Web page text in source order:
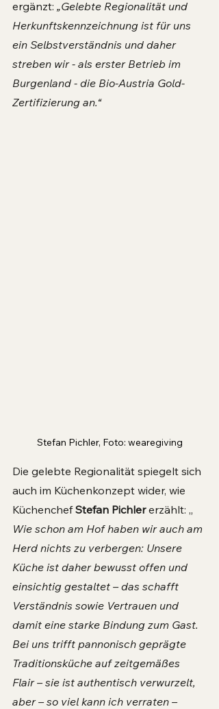
ergänzt: „Gelebte Regionalität und
Herkunftskennzeichnung ist für uns
ein Selbstverständnis und daher
streben wir - als erster Betrieb im
Burgenland - die Bio-Austria Gold-
Zertifizierung an.“
Stefan Pichler, Foto: wearegiving
Die gelebte Regionalität spiegelt sich
auch im Küchenkonzept wider, wie
Küchenchef Stefan Pichler erzählt: „
Wie schon am Hof haben wir auch am
Herd nichts zu verbergen: Unsere
Küche ist daher bewusst offen und
einsichtig gestaltet – das schafft
Verständnis sowie Vertrauen und
damit eine starke Bindung zum Gast.
Bei uns trifft pannonisch geprägte
Traditionsküche auf zeitgemäßes
Flair – sie ist authentisch verwurzelt,
aber – so viel kann ich verraten –